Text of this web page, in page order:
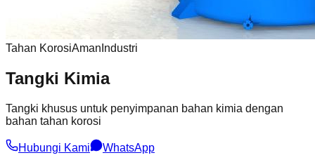
Tahan KorosiAman Industri
Tangki Kimia
Tangki khusus untuk penyimpanan bahan kimia dengan
bahan tahan korosi
Hubungi Kami WhatsApp